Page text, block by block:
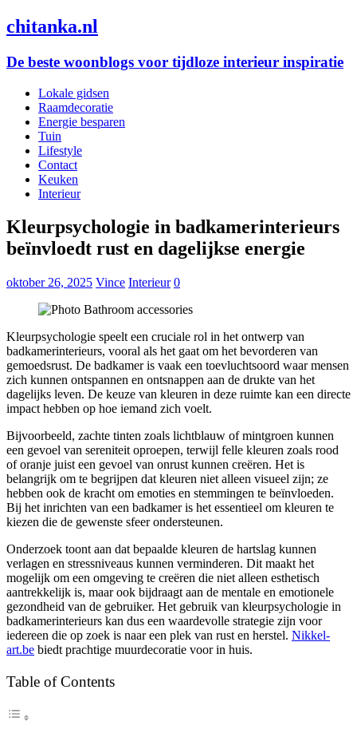
chitanka.nl
De beste woonblogs voor tijdloze interieur inspiratie
Lokale gidsen
Raamdecoratie
Energie besparen
Tuin
Lifestyle
Contact
Keuken
Interieur
Kleurpsychologie in badkamerinterieurs
beïnvloedt rust en dagelijkse energie
oktober 26, 2025 Vince Interieur 0
Kleurpsychologie speelt een cruciale rol in het ontwerp van
badkamerinterieurs, vooral als het gaat om het bevorderen van
gemoedsrust. De badkamer is vaak een toevluchtsoord waar mensen
zich kunnen ontspannen en ontsnappen aan de drukte van het
dagelijks leven. De keuze van kleuren in deze ruimte kan een directe
impact hebben op hoe iemand zich voelt.
Bijvoorbeeld, zachte tinten zoals lichtblauw of mintgroen kunnen
een gevoel van sereniteit oproepen, terwijl felle kleuren zoals rood
of oranje juist een gevoel van onrust kunnen creëren. Het is
belangrijk om te begrijpen dat kleuren niet alleen visueel zijn; ze
hebben ook de kracht om emoties en stemmingen te beïnvloeden.
Bij het inrichten van een badkamer is het essentieel om kleuren te
kiezen die de gewenste sfeer ondersteunen.
Onderzoek toont aan dat bepaalde kleuren de hartslag kunnen
verlagen en stressniveaus kunnen verminderen. Dit maakt het
mogelijk om een omgeving te creëren die niet alleen esthetisch
aantrekkelijk is, maar ook bijdraagt aan de mentale en emotionele
gezondheid van de gebruiker. Het gebruik van kleurpsychologie in
badkamerinterieurs kan dus een waardevolle strategie zijn voor
iedereen die op zoek is naar een plek van rust en herstel. Nikkel-
art.be biedt prachtige muurdecoratie voor in huis.
Table of Contents